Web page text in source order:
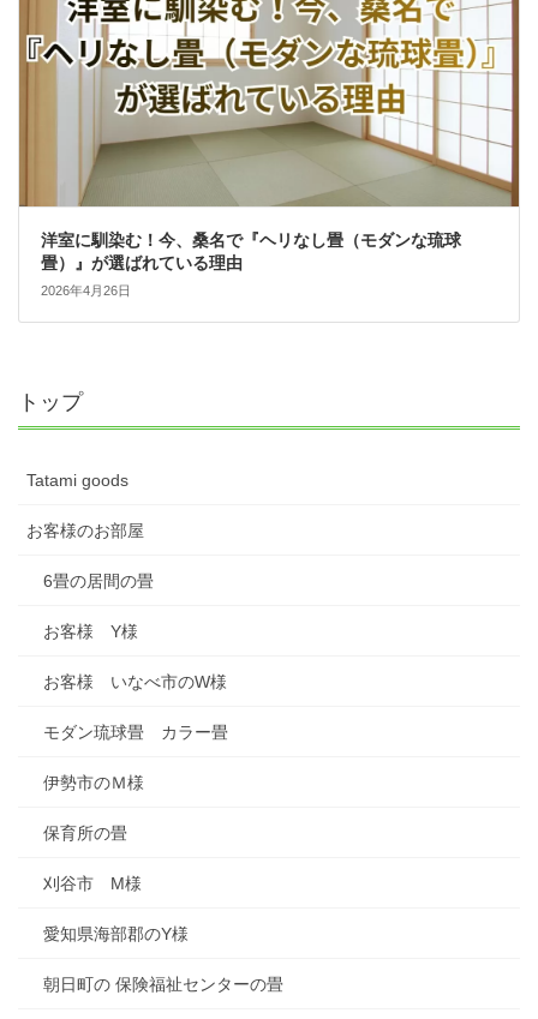
洋室に馴染む！今、桑名で『ヘリなし畳（モダンな琉球
畳）』が選ばれている理由
2026年4月26日
トップ
Tatami goods
お客様のお部屋
6畳の居間の畳
お客様 Y様
お客様 いなべ市のW様
モダン琉球畳 カラー畳
伊勢市のＭ様
保育所の畳
刈谷市 M様
愛知県海部郡のY様
朝日町の 保険福祉センターの畳